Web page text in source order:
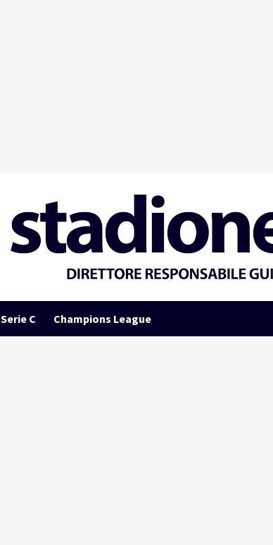
Serie C Champions League